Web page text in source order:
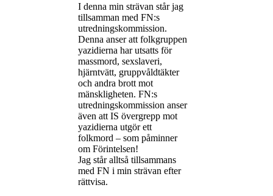
I denna min strävan står jag
tillsamman med FN:s
utredningskommission.
Denna anser att folkgruppen
yazidierna har utsatts för
massmord, sexslaveri,
hjärntvätt, gruppvåldtäkter
och andra brott mot
mänskligheten. FN:s
utredningskommission anser
även att IS övergrepp mot
yazidierna utgör ett
folkmord – som påminner
om Förintelsen!
Jag står alltså tillsammans
med FN i min strävan efter
rättvisa.